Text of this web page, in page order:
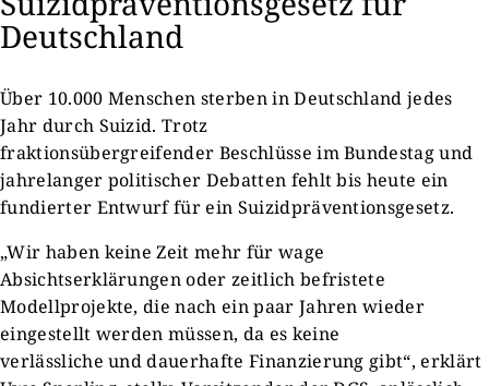
Deutschland
Über 10.000 Menschen sterben in Deutschland jedes
Jahr durch Suizid. Trotz
fraktionsübergreifender Beschlüsse im Bundestag und
jahrelanger politischer Debatten fehlt bis heute ein
fundierter Entwurf für ein Suizidpräventionsgesetz.
„Wir haben keine Zeit mehr für wage
Absichtserklärungen oder zeitlich befristete
Modellprojekte, die nach ein paar Jahren wieder
eingestellt werden müssen, da es keine
verlässliche und dauerhafte Finanzierung gibt“, erklärt